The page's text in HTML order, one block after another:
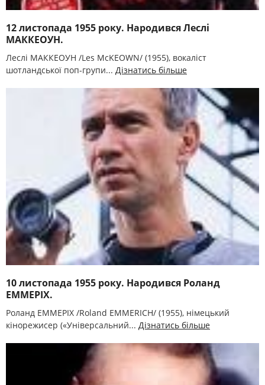
12 листопада 1955 року. Народився Леслі
МАККЕОУН.
Леслі МАККЕОУН /Les McKEOWN/ (1955), вокаліст
шотландської поп-групи... Дізнатись більше
10 листопада 1955 року. Народився Роланд
ЕММЕРІХ.
Роланд ЕММЕРІХ /Roland EMMERICH/ (1955), німецький
кінорежисер («Універсальний... Дізнатись більше